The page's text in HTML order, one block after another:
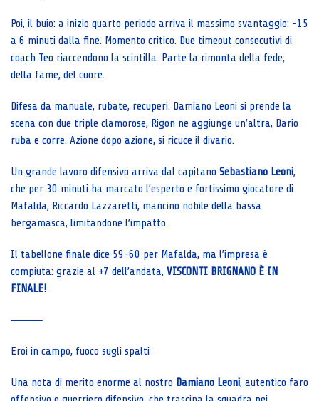
Poi, il buio: a inizio quarto periodo arriva il massimo svantaggio: -15
a 6 minuti dalla fine. Momento critico. Due timeout consecutivi di
coach Teo riaccendono la scintilla. Parte la rimonta della fede,
della fame, del cuore.
Difesa da manuale, rubate, recuperi. Damiano Leoni si prende la
scena con due triple clamorose, Rigon ne aggiunge un’altra, Dario
ruba e corre. Azione dopo azione, si ricuce il divario.
Un grande lavoro difensivo arriva dal capitano Sebastiano Leoni,
che per 30 minuti ha marcato l’esperto e fortissimo giocatore di
Mafalda, Riccardo Lazzaretti, mancino nobile della bassa
bergamasca, limitandone l’impatto.
Il tabellone finale dice 59-60 per Mafalda, ma l’impresa è
compiuta: grazie al +7 dell’andata, VISCONTI BRIGNANO È IN
FINALE!
⸻
Eroi in campo, fuoco sugli spalti
Una nota di merito enorme al nostro Damiano Leoni, autentico faro